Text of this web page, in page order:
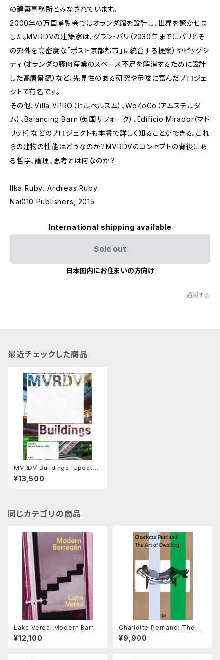
の建築事務所とみなされています。
2000年の万国博覧会ではオランダ館を設計し、世界を驚かせま
した。MVRDVの建築家は、グラン・パリ（2030年までにパリとそ
の郊外を高密度な「ポスト京都都市」に統合する提案）やピッグシ
ティ（オランダの豚肉産業のスペース不足を解消するために設計
した高層景観）など、先見性のある研究や示唆に富んだプロジェ
クトで有名です。
その他、Villa VPRO（ヒルベルスム）、WoZoCo（アムステルダ
ム）、Balancing Barn（英国サフォーク）、Edificio Mirador（マド
リッド）などのプロジェクトも本書で詳しく知ることができる。これ
らの建物の性能はどうなのか？MVRDVのコンセプトの背後にあ
る哲学、論理、思考とは何なのか？
Ilka Ruby, Andreas Ruby
Nai010 Publishers, 2015
International shipping available
Sold out
日本国内にお住まいの方向け
通報する
最近チェックした商品
MVRDV Buildings: Update
d Edition 取り寄せ
¥13,500
同じカテゴリの商品
Lake Verea: Modern Barra
gán
¥12,100
Charlotte Perriand: The Art
of Dwelling
¥9,900